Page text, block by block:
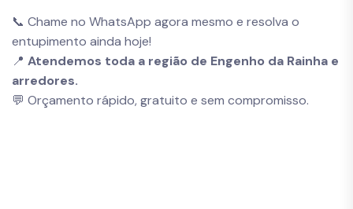
📞 Chame no WhatsApp agora mesmo e resolva o
entupimento ainda hoje!
📍 Atendemos toda a região de Engenho da Rainha e
arredores.
💬 Orçamento rápido, gratuito e sem compromisso.